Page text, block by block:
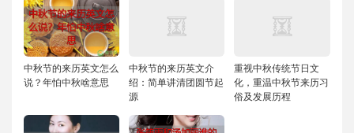
中秋节的来历英文怎么
说？年怕中秋啥意思
中秋节的来历英文介
绍：简单讲清团圆节起
源
重视中秋传统节日文
化，重温中秋节来历习
俗及发展历程